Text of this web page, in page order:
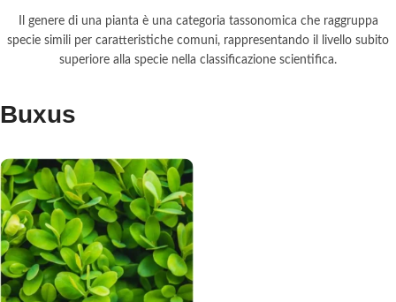
Il genere di una pianta è una categoria tassonomica che raggruppa
specie simili per caratteristiche comuni, rappresentando il livello subito
superiore alla specie nella classificazione scientifica.
Buxus